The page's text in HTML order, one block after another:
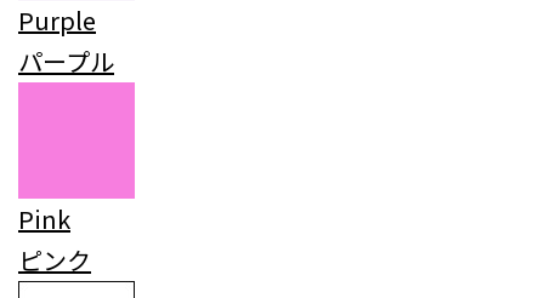
Purple
パープル
Pink
ピンク